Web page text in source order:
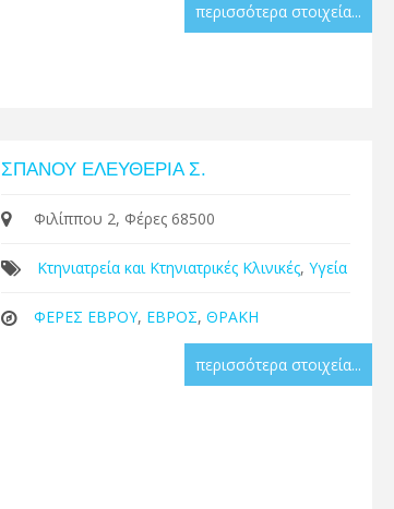
περισσότερα στοιχεία...
ΣΠΑΝΟΥ ΕΛΕΥΘΕΡΙΑ Σ.
Φιλίππου 2, Φέρες 68500
Κτηνιατρεία και Κτηνιατρικές Κλινικές, Υγεία
ΦΕΡΕΣ ΕΒΡΟΥ, ΕΒΡΟΣ, ΘΡΑΚΗ
περισσότερα στοιχεία...